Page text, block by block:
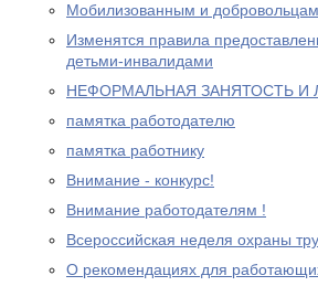
Мобилизованным и
Изменятся правила
детьми-инвалидами
НЕФОРМАЛЬНАЯ ЗАНЯТОСТЬ И
памятка работодателю
памятка работнику
Внимание - конкурс!
Внимание работодателям !
Всероссийская неделя охраны
О рекомендациях для